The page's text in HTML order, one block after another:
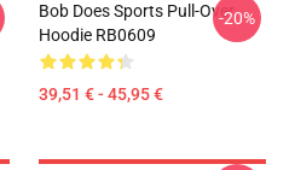
Bob Does Sports Pull-Over
Hoodie RB0609
39,51 € - 45,95 €
-20%